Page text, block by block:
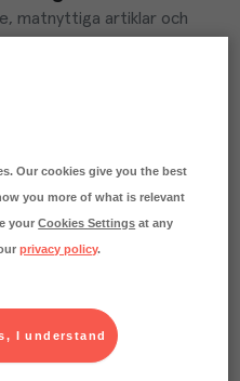
matnyttiga artiklar och
Our cookies give you the best
you more of what is relevant
yourCookies Settings at any
privacy policy.
I understand